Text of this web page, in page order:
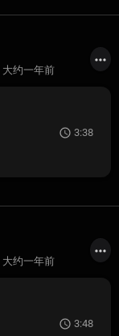
大约一年前
3:38
大约一年前
3:48